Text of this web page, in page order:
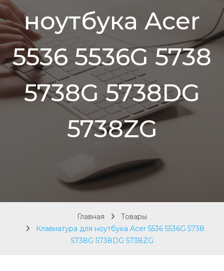
ноутбука Acer
5536 5536G 5738
5738G 5738DG
5738ZG
Главная
Товары
Клавиатура для ноутбука Acer 5536 5536G 5738
5738G 5738DG 5738ZG